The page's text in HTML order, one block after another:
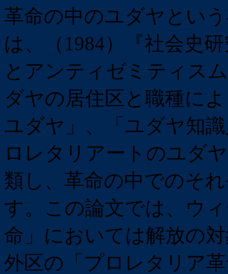
革命の中のユダヤとい
は、（1984）『社会史
とアンティゼミティス
ダヤの居住区と職種に
ユダヤ」、「ユダヤ知
ロレタリアートのユダ
類し、革命の中でのそ
す。この論文では、ウ
命」においては解放の
外区の「プロレタリア